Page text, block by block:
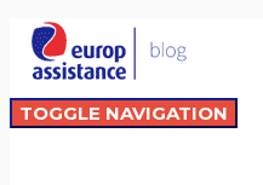
TOGGLE NAVIGATION